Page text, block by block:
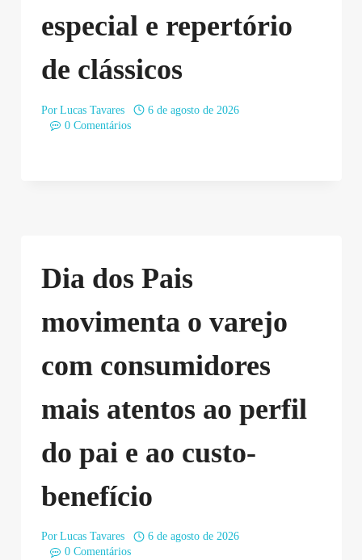
especial e repertório
de clássicos
Por Lucas Tavares
6 de agosto de 2026
0 Comentários
Dia dos Pais
movimenta o varejo
com consumidores
mais atentos ao perfil
do pai e ao custo-
benefício
Por Lucas Tavares
6 de agosto de 2026
0 Comentários